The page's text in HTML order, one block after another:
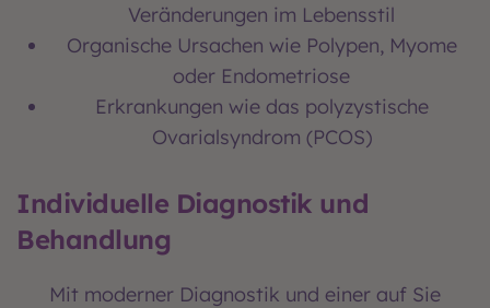
Veränderungen im Lebensstil
Organische Ursachen wie Polypen, Myome
oder Endometriose
Erkrankungen wie das polyzystische
Ovarialsyndrom (PCOS)
Individuelle Diagnostik und
Behandlung
Mit moderner Diagnostik und einer auf Sie